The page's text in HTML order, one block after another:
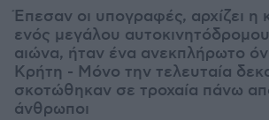
Έπεσαν οι υπογραφές, αρχίζει η
ενός μεγάλου
αιώνα, ήταν ένα ανεκπλήρωτο
Κρήτη - Μόνο την τελευταία
σκοτώθηκαν σε τροχαία πάνω
άνθρωποι